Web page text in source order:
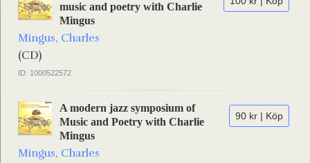
music and poetry with Charlie
Mingus
Mingus, Charles
(CD)
ID: 1000522572
90 kr | Köp
A modern jazz symposium of
Music and Poetry with Charlie
Mingus
Mingus, Charles